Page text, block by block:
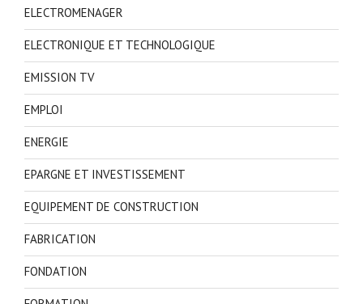
ELECTROMENAGER
ELECTRONIQUE ET TECHNOLOGIQUE
EMISSION TV
EMPLOI
ENERGIE
EPARGNE ET INVESTISSEMENT
EQUIPEMENT DE CONSTRUCTION
FABRICATION
FONDATION